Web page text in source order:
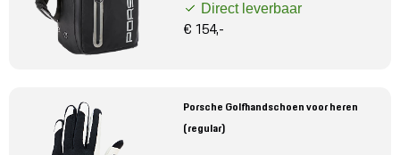
Direct leverbaar
€ 154,-
Porsche Golfhandschoen voor heren
(regular)